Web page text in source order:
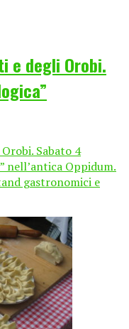
e degli Orobi.
Sabato 4
nell’antica Oppidum.
gastronomici e